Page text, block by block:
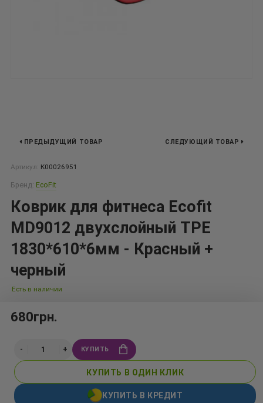
ПРЕДЫДУЩИЙ ТОВАР СЛЕДУЮЩИЙ ТОВАР
Артикул: К00026951
Бренд: EcoFit
Коврик для фитнеса Ecofit
MD9012 двухслойный TPE
1830*610*6мм - Красный +
черный
Есть в наличии
680грн.
КУПИТЬ
КУПИТЬ В ОДИН КЛИК
КУПИТЬ В КРЕДИТ